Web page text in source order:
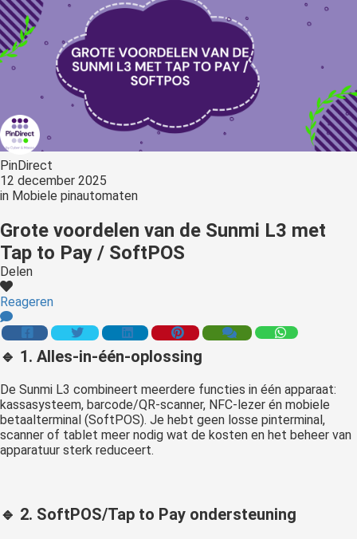
PinDirect
12 december 2025
in Mobiele pinautomaten
Grote voordelen van de Sunmi L3 met
Tap to Pay / SoftPOS
Delen
Reageren
🔹 1. Alles-in-één-oplossing
De Sunmi L3 combineert meerdere functies in één apparaat:
kassasysteem, barcode/QR-scanner, NFC-lezer én mobiele
betaalterminal (SoftPOS). Je hebt geen losse pinterminal,
scanner of tablet meer nodig wat de kosten en het beheer van
apparatuur sterk reduceert.
🔹 2. SoftPOS/Tap to Pay ondersteuning
te
over
van
op
gebruikt
te
de
Hierdoor